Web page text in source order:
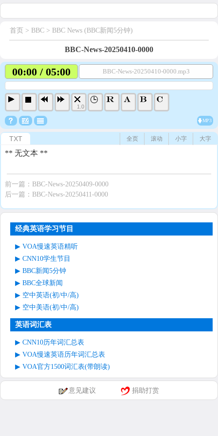
首页 > BBC > BBC News (BBC新闻5分钟)
BBC-News-20250410-0000
00:00 / 05:00 BBC-News-20250410-0000.mp3
1.0
MP3
TXT 大字
小字
滚动
全页
** 无文本 **
前一篇： BBC-News-20250409-0000
后一篇： BBC-News-20250411-0000
经典英语学习节目
VOA慢速英语精听
CNN10学生节目
BBC新闻5分钟
BBC全球新闻
空中英语(初/中/高)
空中美语(初/中/高)
英语词汇表
CNN10历年词汇总表
VOA慢速英语历年词汇总表
VOA官方1500词汇表(带朗读)
意见建议 捐助打赏